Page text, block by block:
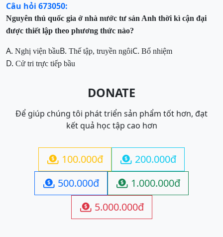
Câu hỏi 673050:
Nguyên thủ quốc gia ở nhà nước tư sản Anh thời kì cận đại
được thiết lập theo phương thức nào?
A. Nghị viện bầuB. Thế tập, truyền ngôiC. Bổ nhiệm
D. Cử tri trực tiếp bầu
DONATE
Để giúp chúng tôi phát triển sản phẩm tốt hơn, đạt
kết quả học tập cao hơn
 100.000đ  200.000đ
 500.000đ  1.000.000đ
 5.000.000đ